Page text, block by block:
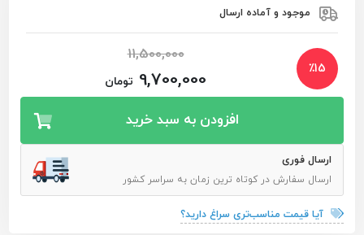
موجود و آماده ارسال
٪15
11,500,000
9,700,000 تومان
افزودن به سبد خرید
ارسال فوری
ارسال سفارش در کوتاه ترین زمان به سراسر کشور
آیا قیمت مناسب‌تری سراغ دارید؟